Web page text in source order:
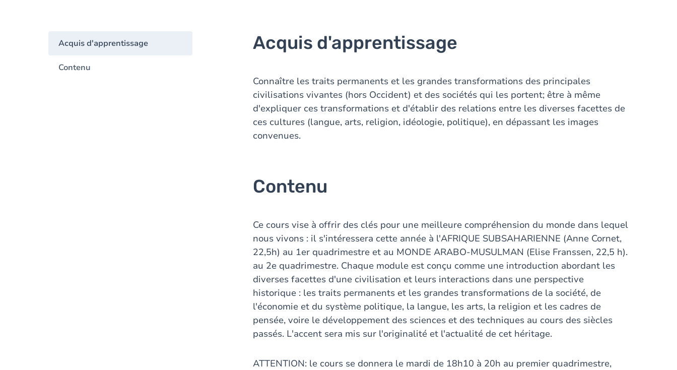
Acquis d'apprentissage
Contenu
Acquis d'apprentissage
Connaître les traits permanents et les grandes transformations des principales
civilisations vivantes (hors Occident) et des sociétés qui les portent; être à même
d'expliquer ces transformations et d'établir des relations entre les diverses facettes de
ces cultures (langue, arts, religion, idéologie, politique), en dépassant les images
convenues.
Contenu
Ce cours vise à offrir des clés pour une meilleure compréhension du monde dans lequel
nous vivons : il s'intéressera cette année à l'AFRIQUE SUBSAHARIENNE (Anne Cornet,
22,5h) au 1er quadrimestre et au MONDE ARABO-MUSULMAN (Elise Franssen, 22,5 h).
au 2e quadrimestre. Chaque module est conçu comme une introduction abordant les
diverses facettes d'une civilisation et leurs interactions dans une perspective
historique : les traits permanents et les grandes transformations de la société, de
l'économie et du système politique, la langue, les arts, la religion et les cadres de
pensée, voire le développement des sciences et des techniques au cours des siècles
passés. L'accent sera mis sur l'originalité et l'actualité de cet héritage.
ATTENTION: le cours se donnera le mardi de 18h10 à 20h au premier quadrimestre,